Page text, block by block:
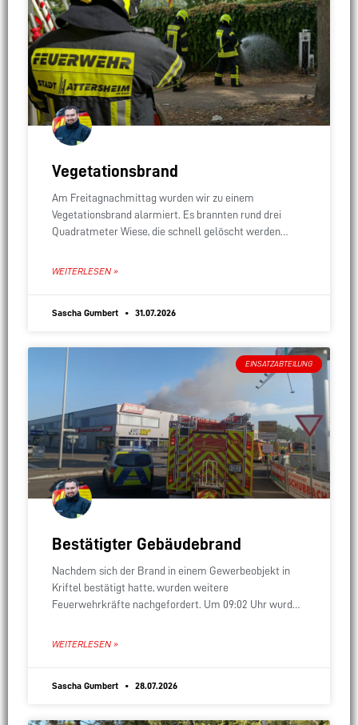
Vegetationsbrand
Am Freitagnachmittag wurden wir zu einem
Vegetationsbrand alarmiert. Es brannten rund drei
Quadratmeter Wiese, die schnell gelöscht werden
WEITERLESEN »
Sascha Gumbert 31.07.2026
EINSATZABTEILUNG
Bestätigter Gebäudebrand
Nachdem sich der Brand in einem Gewerbeobjekt in
Kriftel bestätigt hatte, wurden weitere
Feuerwehrkräfte nachgefordert. Um 09:02 Uhr wurde
WEITERLESEN »
Sascha Gumbert 28.07.2026